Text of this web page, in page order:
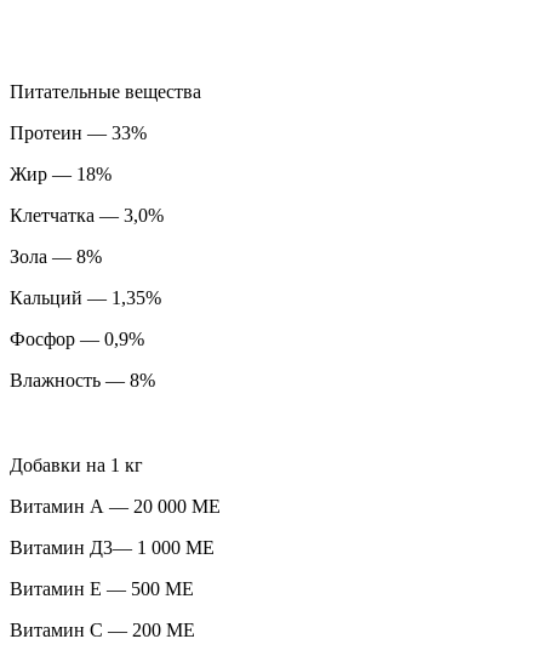
Питательные вещества
Протеин — 33%
Жир — 18%
Клетчатка — 3,0%
Зола — 8%
Кальций — 1,35%
Фосфор — 0,9%
Влажность — 8%
Добавки на 1 кг
Витамин А — 20 000 МЕ
Витамин Д3— 1 000 МЕ
Витамин E — 500 МЕ
Витамин C — 200 МЕ